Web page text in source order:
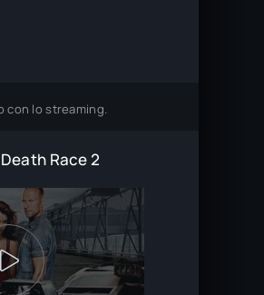
con lo streaming.
Race 2